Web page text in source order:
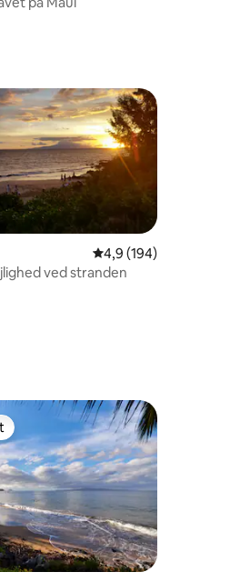
118 omtaler
4,9 ud af 5 i
4,9 (194)
ved stranden